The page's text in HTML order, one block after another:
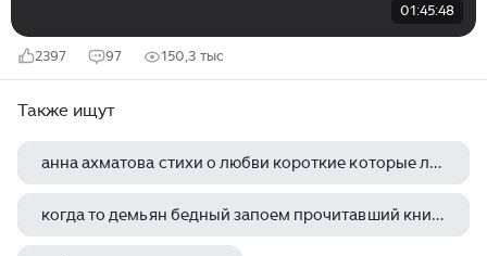
01:45:48
2397 97 150,3 тыс
Также ищут
анна ахматова стихи о любви короткие которые легко учатся
когда то демьян бедный запоем прочитавший книгу сказок бажова принял